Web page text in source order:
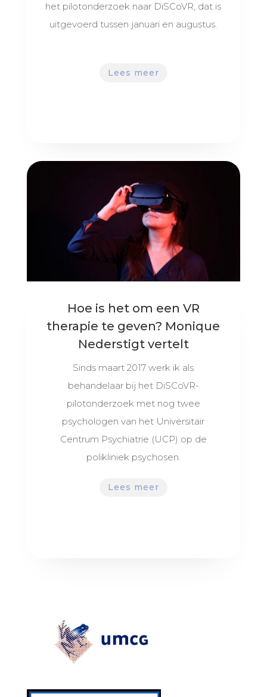
het pilotonderzoek naar DiSCoVR, dat is
uitgevoerd tussen januari en augustus.
Lees meer
Hoe is het om een VR
therapie te geven? Monique
Nederstigt vertelt
Sinds maart 2017 werk ik als
behandelaar bij het DiSCoVR-
pilotonderzoek met nog twee
psychologen van het Universitair
Centrum Psychiatrie (UCP) op de
polikliniek psychosen.
Lees meer